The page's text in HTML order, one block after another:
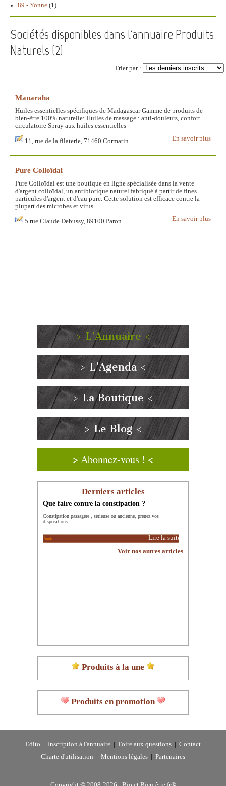
89 - Yonne (1)
Sociétés disponibles dans l'annuaire Produits
Naturels (2)
Trier par :
Manaraha
Huiles essentielles spécifiques de Madagascar Gamme de produits de
bien-être 100% naturelle: Huiles de massage : anti-douleurs, confort
circulatoire Spray aux huiles essentielles
En savoir plus
11, rue de la filaterie, 71460 Cormatin
Pure Colloïdal
Pure Colloïdal est une boutique en ligne spécialisée dans la vente
d'argent colloïdal, un antibiotique naturel fabriqué à partir de fines
particules d'argent et d'eau pure. Cette solution est efficace contre la
plupart des microbes et virus.
En savoir plus
5 rue Claude Debussy, 89100 Paron
> L’Annuaire <
> L’Agenda <
> La Boutique <
> Le Blog <
> Abonnez-vous ! <
Derniers articles
Que faire contre la constipation ?
Constipation passagère , sérieuse ou ancienne, prenez vos
dispositions.
Lire la suite
Voir nos autres articles
Produits à la une
Produits en promotion
Edito Inscription à l'annuaire Foire aux questions
Contact
Charte d'utilisation
Mentions légales Partenaires